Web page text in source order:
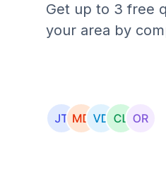
Get up to 3 free
your area by